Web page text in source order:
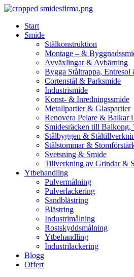
Skip
contentStart
Smide
Stålkonstruktion
Montage – &
Avväxlingar & Avbärning
Bygga Ståltrappa, Entresol
Cortenstål & Parksmide
Industrismide
Konst- & Inredningssmide
Metallpartier & Glaspartier
Renovera Pelare & Balkar i
Smidesräcken till Balkong,
Stålbyggen &
Stålstommar &
Svetsning & Smide
Tillverkning av Grindar &
Ytbehandling
Pulvermålning
Pulverlackering
Sandblästring
Blästring
Industrimålning
Rostskyddsmålning
Ytbehandling
Industrilackering
Blogg
Offert